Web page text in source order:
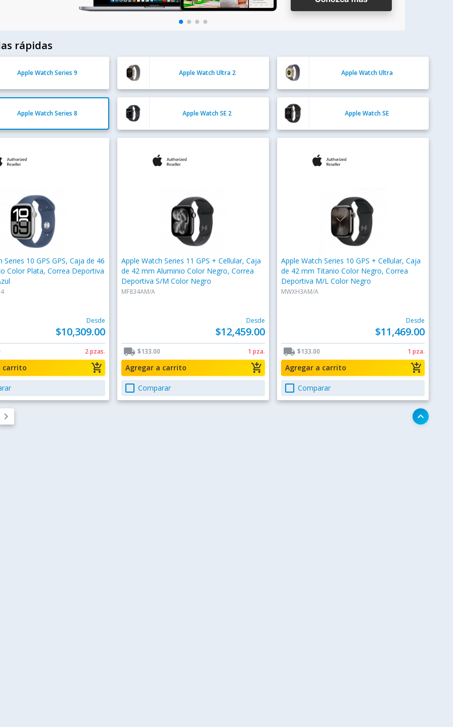
rápidas
Apple Watch Series 9 Apple Watch Ultra 2 Apple Watch Ultra
Apple Watch Series 8 Apple Watch SE 2 Apple Watch SE
Series 10 GPS GPS, Caja de 46
Color Plata, Correa Deportiva
Desde
$10,309.00
2 pzas.
add_shopping_cart
carrito
Apple Watch Series 11 GPS + Cellular, Caja
de 42 mm Aluminio Color Negro, Correa
Deportiva S/M Color Negro
MF834AM/A
Desde
$12,459.00
local_shipping $133.00 1 pza.
add_shopping_cart
Agregar a carrito
check_box_outline_blank Comparar
Apple Watch Series 10 GPS + Cellular, Caja
de 42 mm Titanio Color Negro, Correa
Deportiva M/L Color Negro
MWXH3AM/A
Desde
$11,469.00
local_shipping $133.00 1 pza.
add_shopping_cart
Agregar a carrito
check_box_outline_blank Comparar
keyboard_arrow_right keyboard_arrow_up